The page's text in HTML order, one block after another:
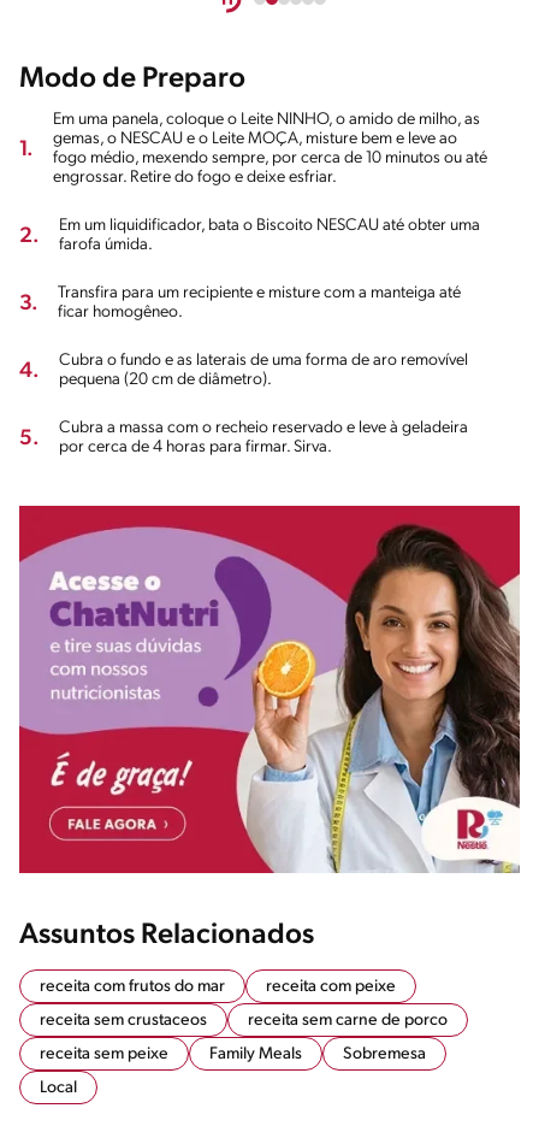
Modo de Preparo
1.
Em uma panela, coloque o Leite NINHO, o amido de milho, as
gemas, o NESCAU e o Leite MOÇA, misture bem e leve ao
fogo médio, mexendo sempre, por cerca de 10 minutos ou até
engrossar. Retire do fogo e deixe esfriar.
2.
Em um liquidificador, bata o Biscoito NESCAU até obter uma
farofa úmida.
3.
Transfira para um recipiente e misture com a manteiga até
ficar homogêneo.
4.
Cubra o fundo e as laterais de uma forma de aro removível
pequena (20 cm de diâmetro).
5.
Cubra a massa com o recheio reservado e leve à geladeira
por cerca de 4 horas para firmar. Sirva.
Assuntos Relacionados
receita com frutos do mar
receita com peixe
receita sem crustaceos
receita sem carne de porco
receita sem peixe
Family Meals
Sobremesa
Local